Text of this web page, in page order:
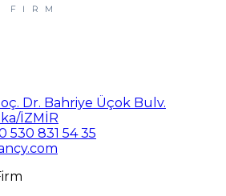
Dr. Bahriye Üçok Bulv.
İZMİR
530 831 54 35